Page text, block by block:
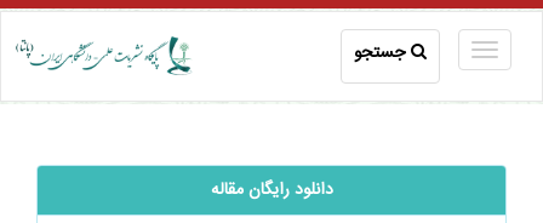
جستجو
دانلود رایگان مقاله